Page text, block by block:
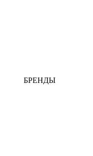
БРЕНДЫ